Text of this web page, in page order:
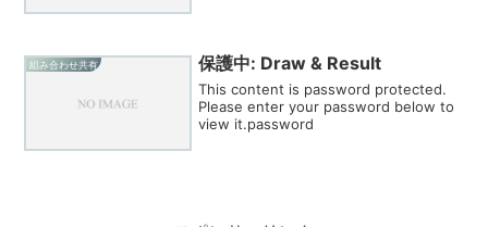
組み合わせ共有 保護中: Draw & Result
This content is password protected.
Please enter your password below to
view it.password